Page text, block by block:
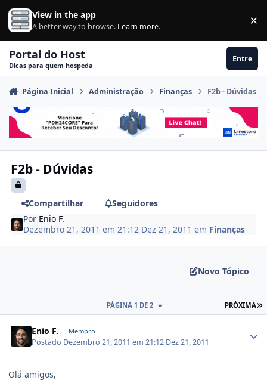
Ir para conteúdo
View in the app
A better way to browse. Learn more. ×
Portal do Host
Dicas para quem hospeda
Entre
Página Inicial Administração Finanças F2b - Dúvidas
F2b - Dúvidas
Compartilhar
Seguidores
Por Enio F.
Dezembro 21, 2011 em 21:12 Dez 21, 2011 em Finanças
Novo Tópico
PRÓXIMA
PÁGINA 1 DE 2
Enio F. Membro
Postado Dezembro 21, 2011 em 21:12 Dez 21, 2011
Olá amigos,